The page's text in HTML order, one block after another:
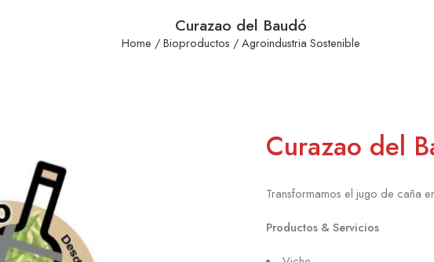
Curazao del Baudó
Home /Bioproductos /Agroindustria Sostenible
Curazao del
Transformamos el jugo de caña
Productos & Servicios